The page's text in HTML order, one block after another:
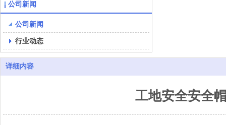
公司新闻
公司新闻
行业动态
详细内容
工地安全安全